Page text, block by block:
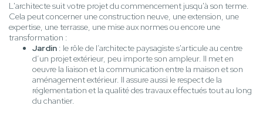
L'architecte suit votre projet du commencement jusqu'à son terme.
Cela peut concerner une construction neuve, une extension, une
expertise, une terrasse, une mise aux normes ou encore une
transformation :
Jardin : le rôle de l’architecte paysagiste s'articule au centre
d’un projet extérieur, peu importe son ampleur. Il met en
oeuvre la liaison et la communication entre la maison et son
aménagement extérieur. Il assure aussi le respect de la
réglementation et la qualité des travaux effectués tout au long
du chantier.